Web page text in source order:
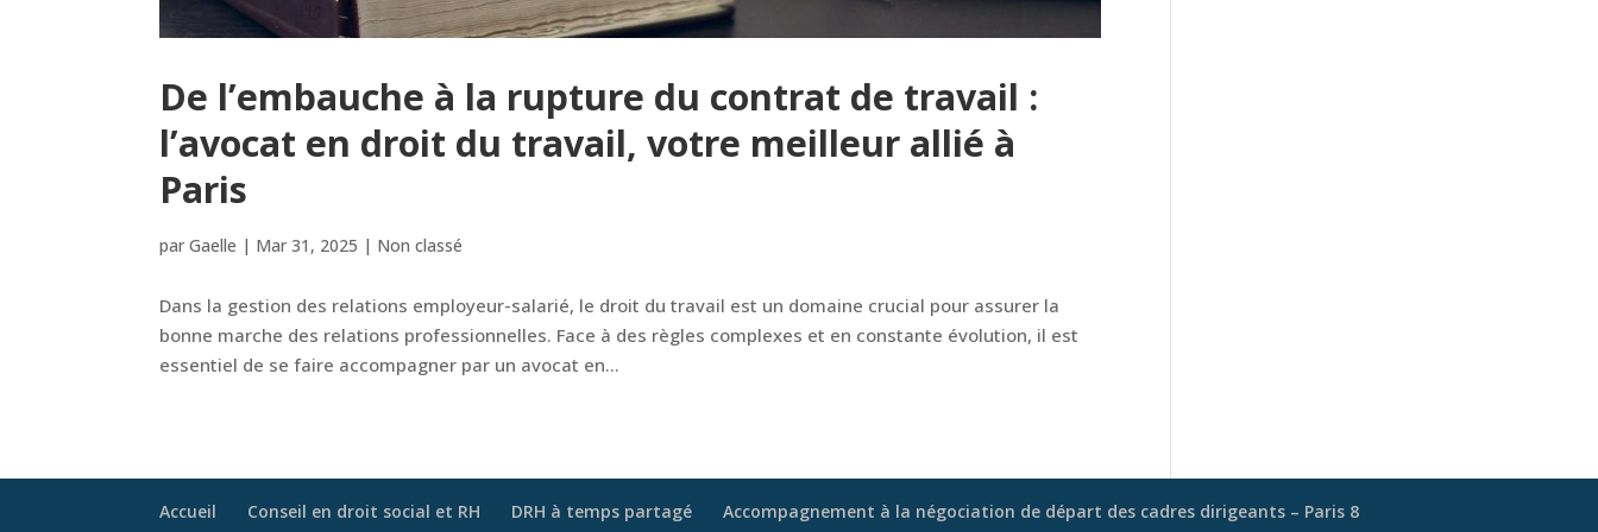
De l’embauche à la rupture du contrat de travail :
l’avocat en droit du travail, votre meilleur allié à
Paris
parGaelle | Mar 31, 2025 | Non classé
Dans la gestion des relations employeur-salarié, le droit du travail est un domaine crucial pour assurer la
bonne marche des relations professionnelles. Face à des règles complexes et en constante évolution, il est
essentiel de se faire accompagner par un avocat en...
Accueil Conseil en droit social et RH DRH à temps partagé
Accompagnement à la négociation de départ des cadres dirigeants – Paris 8